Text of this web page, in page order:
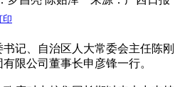
印
记、自治区人大常委会主任陈刚
限公司董事长申彦锋一行。